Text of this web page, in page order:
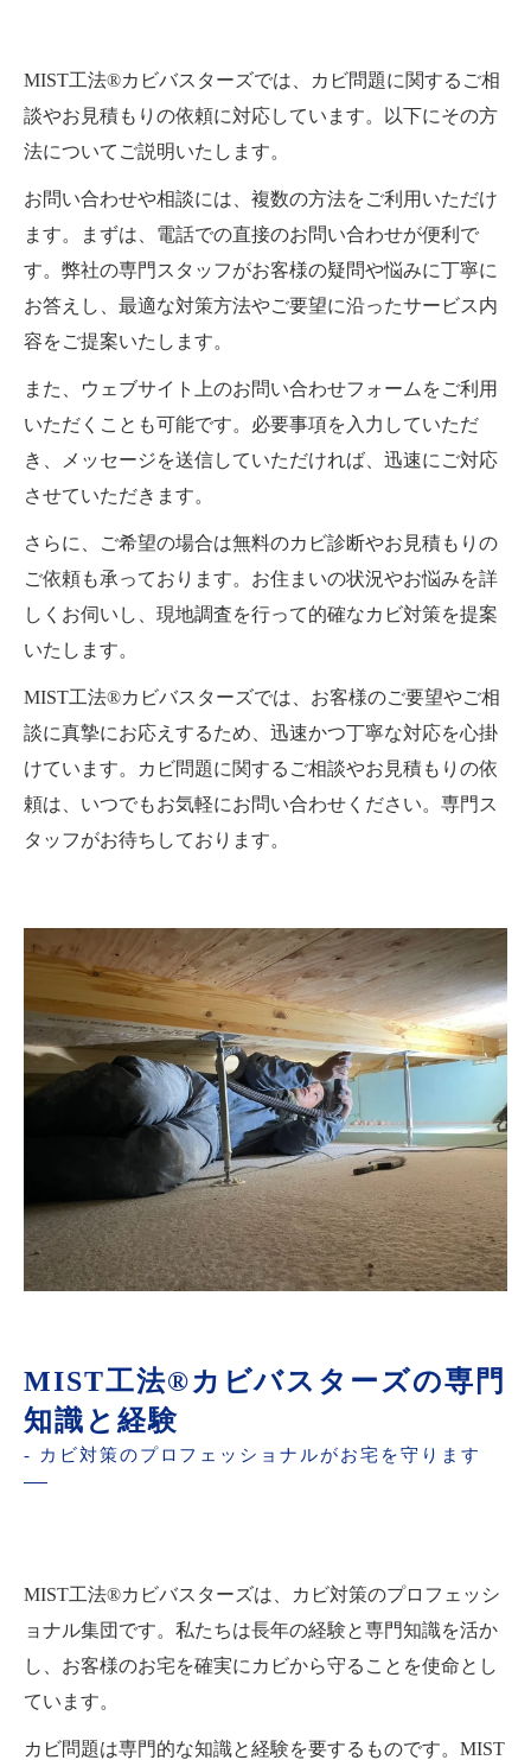
MIST工法®カビバスターズでは、カビ問題に関するご相
談やお見積もりの依頼に対応しています。以下にその方
法についてご説明いたします。
お問い合わせや相談には、複数の方法をご利用いただけ
ます。まずは、電話での直接のお問い合わせが便利で
す。弊社の専門スタッフがお客様の疑問や悩みに丁寧に
お答えし、最適な対策方法やご要望に沿ったサービス内
容をご提案いたします。
また、ウェブサイト上のお問い合わせフォームをご利用
いただくことも可能です。必要事項を入力していただ
き、メッセージを送信していただければ、迅速にご対応
させていただきます。
さらに、ご希望の場合は無料のカビ診断やお見積もりの
ご依頼も承っております。お住まいの状況やお悩みを詳
しくお伺いし、現地調査を行って的確なカビ対策を提案
いたします。
MIST工法®カビバスターズでは、お客様のご要望やご相
談に真摯にお応えするため、迅速かつ丁寧な対応を心掛
けています。カビ問題に関するご相談やお見積もりの依
頼は、いつでもお気軽にお問い合わせください。専門ス
タッフがお待ちしております。
MIST工法®カビバスターズの専門
知識と経験
- カビ対策のプロフェッショナルがお宅を守ります
MIST工法®カビバスターズは、カビ対策のプロフェッシ
ョナル集団です。私たちは長年の経験と専門知識を活か
し、お客様のお宅を確実にカビから守ることを使命とし
ています。
カビ問題は専門的な知識と経験を要するものです。MIST